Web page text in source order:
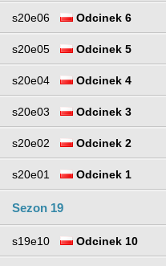
s20e06 Odcinek 6
s20e05 Odcinek 5
s20e04 Odcinek 4
s20e03 Odcinek 3
s20e02 Odcinek 2
s20e01 Odcinek 1
Sezon 19
s19e10 Odcinek 10